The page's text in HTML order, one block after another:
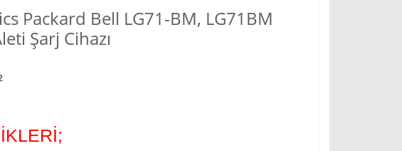
Packard Bell LG71-BM, LG71BM
Şarj Cihazı